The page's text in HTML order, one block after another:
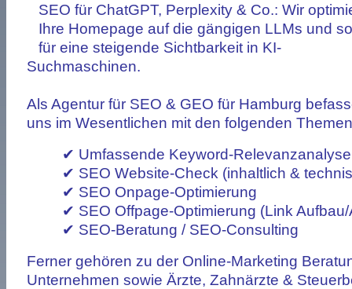
SEO für ChatGPT, Perplexity & Co.: Wir
Ihre Homepage auf die gängigen LLMs und
für eine steigende Sichtbarkeit in KI-
Suchmaschinen.
Als Agentur für SEO & GEO für Hamburg
uns im Wesentlichen mit den folgenden
✔ Umfassende Keyword-Relevanzanalyse
✔ SEO Website-Check (inhaltlich &
✔ SEO Onpage-Optimierung
✔ SEO Offpage-Optimierung (Link Aufbau/
✔ SEO-Beratung / SEO-Consulting
Ferner gehören zu der Online-Marketing
Unternehmen sowie Ärzte, Zahnärzte &